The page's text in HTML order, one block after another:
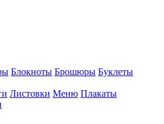
Блокноты Брошюры Буклеты
Листовки Меню Плакаты